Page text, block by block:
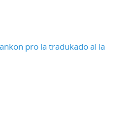
pro la tradukado al la